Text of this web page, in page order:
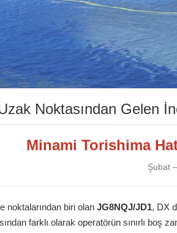
Noktasından Gelen
Minami Torishima
Şubat
noktalarından biri olan JG8NQJ/JD1, DX
farklı olarak operatörün sınırlı boş